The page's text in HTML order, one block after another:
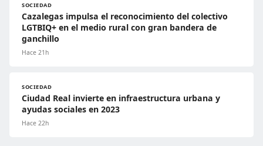
SOCIEDAD
Cazalegas impulsa el reconocimiento del colectivo
LGTBIQ+ en el medio rural con gran bandera de
ganchillo
Hace 21h
SOCIEDAD
Ciudad Real invierte en infraestructura urbana y
ayudas sociales en 2023
Hace 22h